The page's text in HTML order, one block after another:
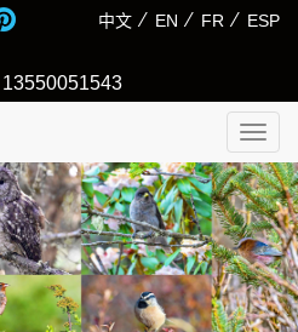
中文 ⁄ EN ⁄ FR ⁄ ESP